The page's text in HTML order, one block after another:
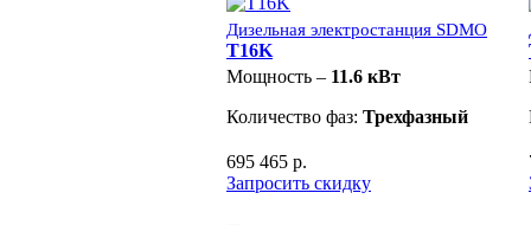
Дизельная электростанция SDMO
T16K
Мощность – 11.6 кВт
Количество фаз: Трехфазный
695 465 р.
Запросить скидку